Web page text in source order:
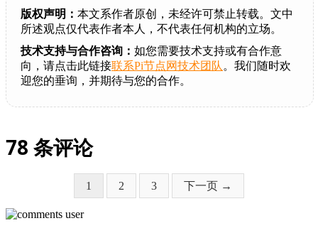
版权声明： 本文系作者原创，未经许可禁止转载。文中
所述观点仅代表作者本人，不代表任何机构的立场。
技术支持与合作咨询： 如您需要技术支持或有合作意
向，请点击此链接联系Pi节点网技术团队 。我们随时欢
迎您的垂询，并期待与您的合作。
78 条评论
页
面
1
页
面
2
页
面
3 下一页 →